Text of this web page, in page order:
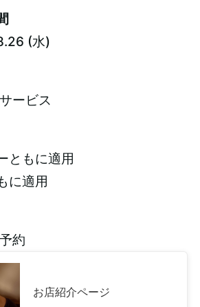
(水)
ービス
ともに適用
に適用
約
お店紹介ページ